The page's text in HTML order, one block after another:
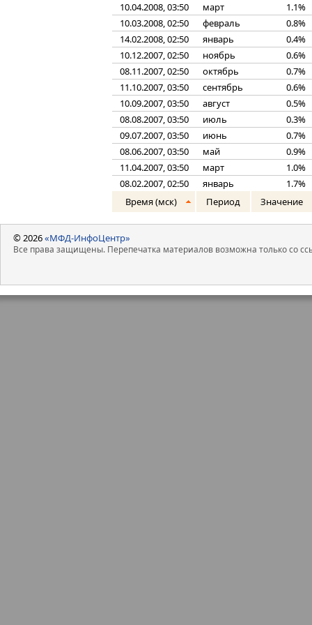
10.04.2008, 03:50
март
1.1%
10.03.2008, 02:50
февраль
0.8%
14.02.2008, 02:50
январь
0.4%
10.12.2007, 02:50
ноябрь
0.6%
08.11.2007, 02:50
октябрь
0.7%
11.10.2007, 03:50
сентябрь
0.6%
10.09.2007, 03:50
август
0.5%
08.08.2007, 03:50
июль
0.3%
09.07.2007, 03:50
июнь
0.7%
08.06.2007, 03:50
май
0.9%
11.04.2007, 03:50
март
1.0%
08.02.2007, 02:50
январь
1.7%
Время (мск)
Период Значение
© 2026«МФД-ИнфоЦентр»
Все права защищены. Перепечатка материалов возможна только со